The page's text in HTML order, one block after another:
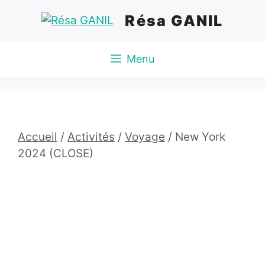
Résa GANIL
Menu
Accueil / Activités / Voyage / New York
2024 (CLOSE)